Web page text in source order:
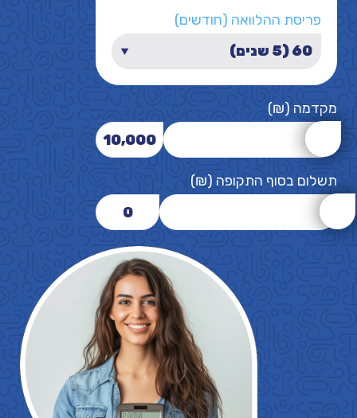
פריסת ההלוואה (חודשים)
מקדמה (₪)
10,000
תשלום בסוף התקופה (₪)
0